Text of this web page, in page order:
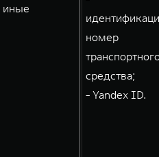
иные
номер
средства;
- Yandex ID.